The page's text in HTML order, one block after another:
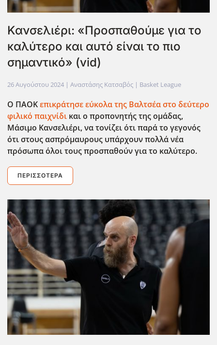
Κανσελιέρι: «Προσπαθούμε για το
καλύτερο και αυτό είναι το πιο
σημαντικό» (vid)
26 Αυγούστου 2024 | Αναστάσης Κατσαβός | Basket League
Ο ΠΑΟΚεπικράτησε εύκολα της Βαλτσέα στο δεύτερο
φιλικό παιχνίδι και ο προπονητής της ομάδας,
Μάσιμο Κανσελιέρι, να τονίζει ότι παρά το γεγονός
ότι στους ασπρόμαυρους υπάρχουν πολλά νέα
πρόσωπα όλοι τους προσπαθούν για το καλύτερο.
ΠΕΡΙΣΣΌΤΕΡΑ